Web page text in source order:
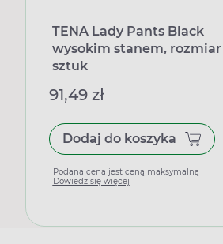
TENA Lady Pants Black
wysokim stanem, rozmiar
sztuk
91,49 zł
Dodaj do koszyka
Podana cena jest ceną maksymalną
Dowiedz się więcej